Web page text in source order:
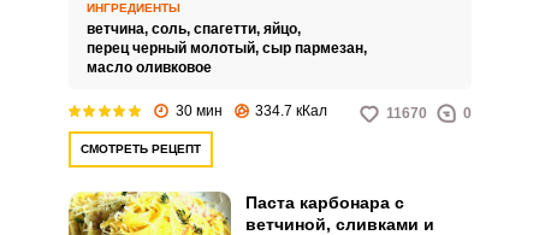
Карбонара с ветчиной без
сливок. Процесс приготовления
такого блюда займет
ИНГРЕДИЕНТЫ
ветчина, соль, спагетти, яйцо,
перец черный молотый, сыр пармезан,
масло оливковое
30 мин 334.7 кКал 11670 0
СМОТРЕТЬ РЕЦЕПТ
Паста карбонара с
ветчиной, сливками и